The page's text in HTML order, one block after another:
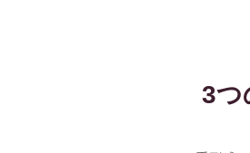
3つ